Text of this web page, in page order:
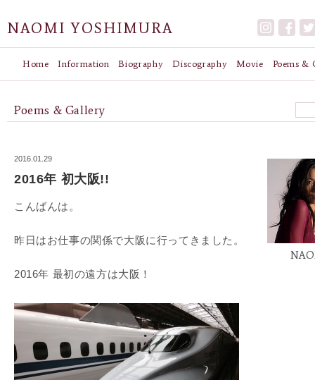
NAOMI YOSHIMURA
Home Information Biography Discography Movie Poems &
Poems & Gallery
2016.01.29
2016年 初大阪!!
こんばんは。
昨日はお仕事の関係で大阪に行ってきました。
2016年 最初の遠方は大阪！